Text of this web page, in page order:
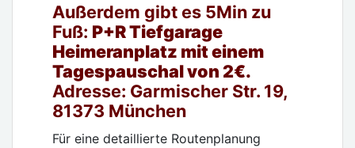
Außerdem gibt es 5Min zu
Fuß: P+R Tiefgarage
Heimeranplatz mit einem
Tagespauschal von 2€.
Adresse: Garmischer Str. 19,
81373 München
Für eine detaillierte Routenplanung